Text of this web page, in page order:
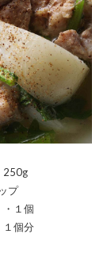
250g
プ
・１個
１個分